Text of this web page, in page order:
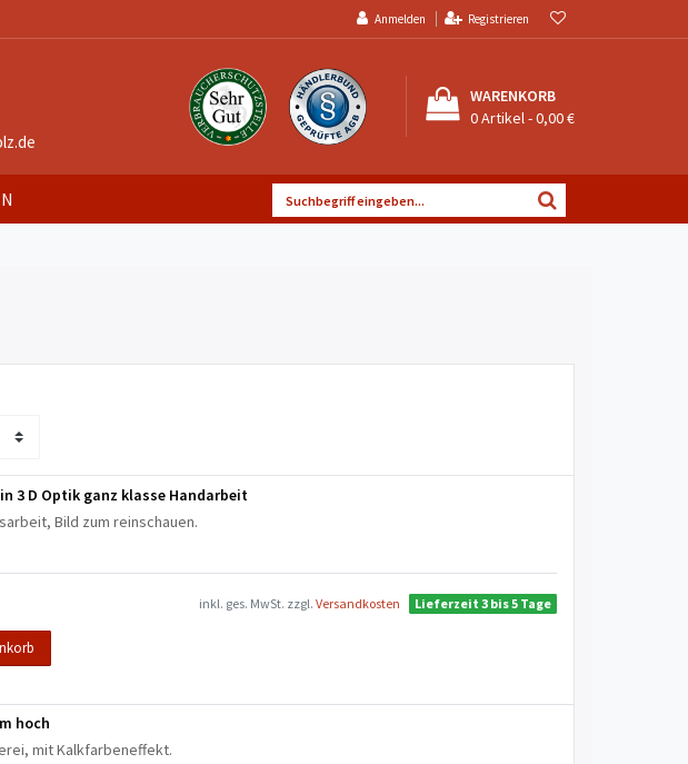
Anmelden Registrieren
WARENKORB
0Artikel -0,00 €
3 D Optik ganz klasse Handarbeit
Bild zum reinschauen.
inkl. ges. MwSt. zzgl.Versandkosten Lieferzeit 3 bis 5 Tage
hoch
mit Kalkfarbeneffekt.